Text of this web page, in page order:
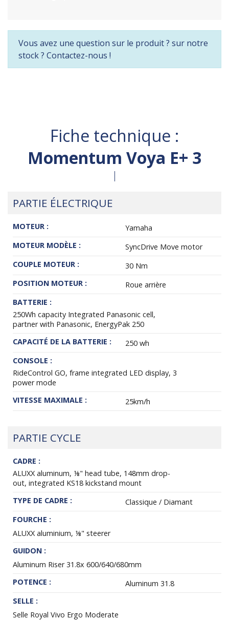
Vous avez une question sur le produit ? sur notre
stock ? Contactez-nous !
Fiche technique :
Momentum Voya E+ 3
PARTIE ÉLECTRIQUE
MOTEUR :
Yamaha
MOTEUR MODÈLE :
SyncDrive Move motor
COUPLE MOTEUR :
30 Nm
POSITION MOTEUR :
Roue arrière
BATTERIE :
250Wh capacity Integrated Panasonic cell,
partner with Panasonic, EnergyPak 250
CAPACITÉ DE LA BATTERIE :
250 wh
CONSOLE :
RideControl GO, frame integrated LED display, 3
power mode
VITESSE MAXIMALE :
25km/h
PARTIE CYCLE
CADRE :
ALUXX aluminum, ⅛" head tube, 148mm drop-
out, integrated KS18 kickstand mount
TYPE DE CADRE :
Classique / Diamant
FOURCHE :
ALUXX aluminium, ⅛" steerer
GUIDON :
Aluminum Riser 31.8x 600/640/680mm
POTENCE :
Aluminum 31.8
SELLE :
Selle Royal Vivo Ergo Moderate